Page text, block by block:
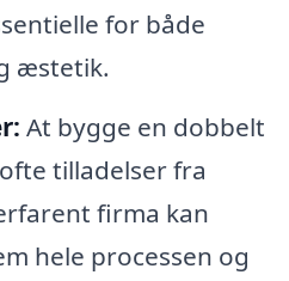
for både
æstetik.
At bygge en dobbelt
tilladelser fra
firma kan
hele processen og